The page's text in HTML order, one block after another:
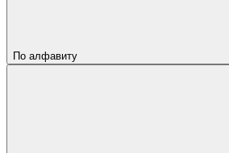
По алфавиту